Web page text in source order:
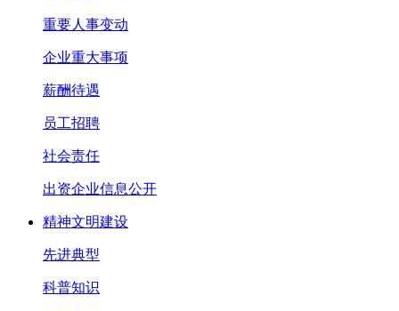
重要人事变动
企业重大事项
薪酬待遇
员工招聘
社会责任
出资企业信息公开
精神文明建设
先进典型
科普知识